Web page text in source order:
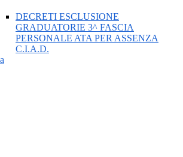
DECRETI ESCLUSIONE
GRADUATORIE 3^ FASCIA
PERSONALE ATA PER ASSENZA
C.I.A.D.